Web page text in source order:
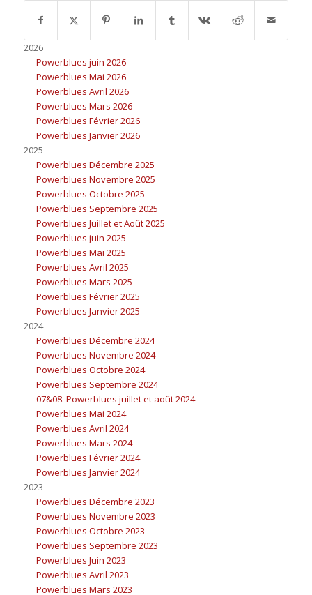
2026
Powerblues juin 2026
Powerblues Mai 2026
Powerblues Avril 2026
Powerblues Mars 2026
Powerblues Février 2026
Powerblues Janvier 2026
2025
Powerblues Décembre 2025
Powerblues Novembre 2025
Powerblues Octobre 2025
Powerblues Septembre 2025
Powerblues Juillet et Août 2025
Powerblues juin 2025
Powerblues Mai 2025
Powerblues Avril 2025
Powerblues Mars 2025
Powerblues Février 2025
Powerblues Janvier 2025
2024
Powerblues Décembre 2024
Powerblues Novembre 2024
Powerblues Octobre 2024
Powerblues Septembre 2024
07&08. Powerblues juillet et août 2024
Powerblues Mai 2024
Powerblues Avril 2024
Powerblues Mars 2024
Powerblues Février 2024
Powerblues Janvier 2024
2023
Powerblues Décembre 2023
Powerblues Novembre 2023
Powerblues Octobre 2023
Powerblues Septembre 2023
Powerblues Juin 2023
Powerblues Avril 2023
Powerblues Mars 2023